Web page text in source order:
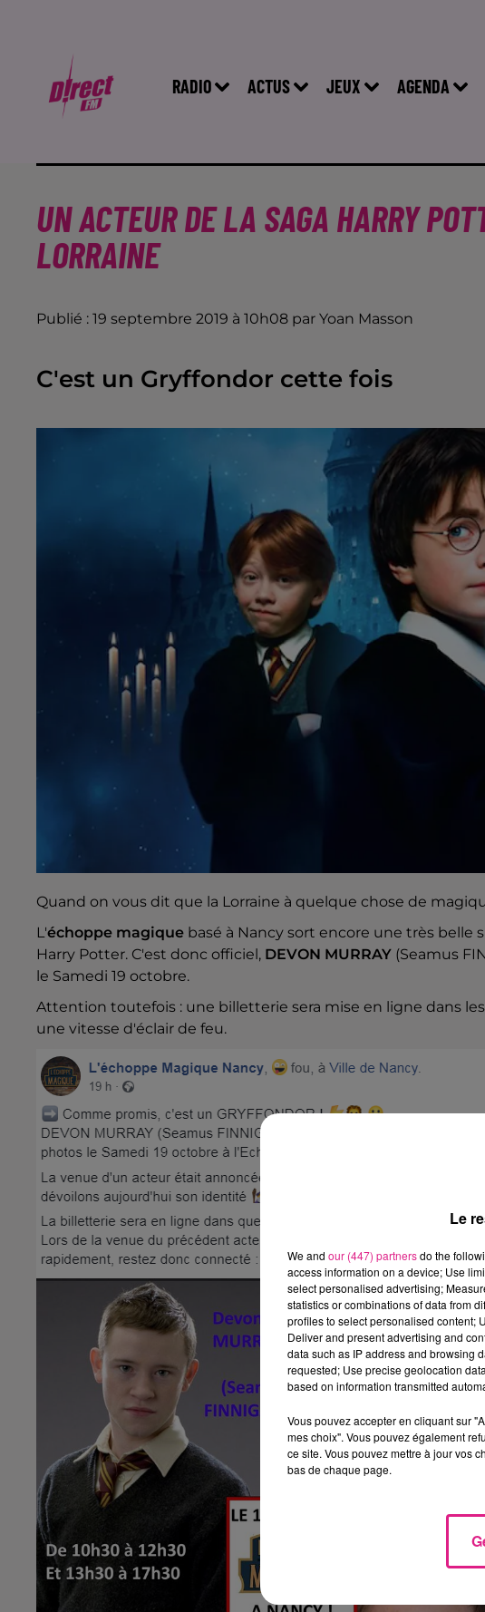
RADIO ACTUS JEUX AGENDA
UN ACTEUR DE LA SAGA HARRY
LORRAINE
Publié : 19 septembre 2019 à 10h08 par Yoan Masson
C'est un Gryffondor cette fois
Quand on vous dit que la Lorraine à quelque chose de
L'échoppe magique basé à Nancy sort encore une très belle
Harry Potter. C'est donc officiel, DEVON MURRAY (Seamus
le Samedi 19 octobre.
Attention toutefois : une billetterie sera mise en ligne dans les
une vitesse d'éclair de feu.
Le
We and our (447) partnersdo the
access information on a device; Use
select personalised advertising;
statistics or combinations of data from
profiles to select personalised content;
Deliver and present advertising and
data such as IP address and browsing
requested; Use precise geolocation
based on information transmitted
Vous pouvez accepter en cliquant sur
mes choix". Vous pouvez également
ce site. Vous pouvez mettre à jour vos
bas de chaque page.